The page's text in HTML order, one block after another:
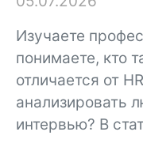
Изучаете
понимаете, кто
отличается от
анализировать
интервью? В